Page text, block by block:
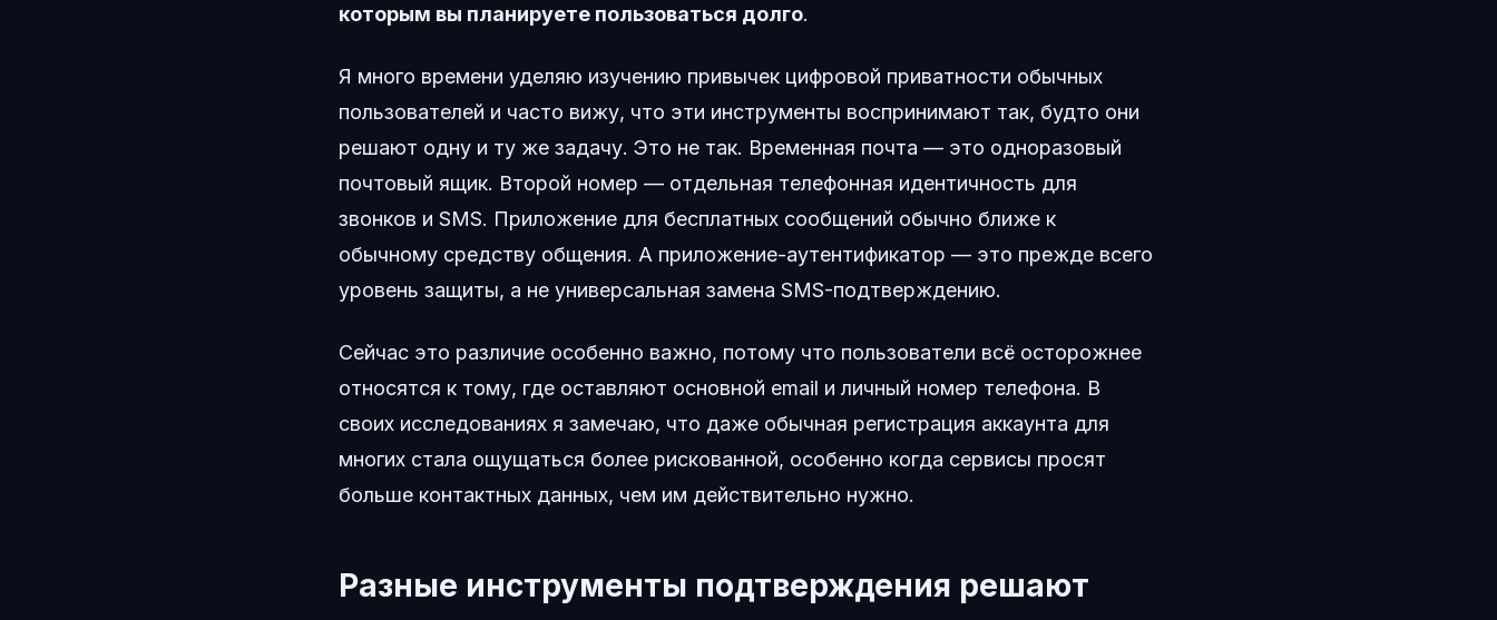
которым вы планируете пользоваться долго.
Я много времени уделяю изучению привычек цифровой приватности обычных
пользователей и часто вижу, что эти инструменты воспринимают так, будто они
решают одну и ту же задачу. Это не так. Временная почта — это одноразовый
почтовый ящик. Второй номер — отдельная телефонная идентичность для
звонков и SMS. Приложение для бесплатных сообщений обычно ближе к
обычному средству общения. А приложение-аутентификатор — это прежде всего
уровень защиты, а не универсальная замена SMS-подтверждению.
Сейчас это различие особенно важно, потому что пользователи всё осторожнее
относятся к тому, где оставляют основной email и личный номер телефона. В
своих исследованиях я замечаю, что даже обычная регистрация аккаунта для
многих стала ощущаться более рискованной, особенно когда сервисы просят
больше контактных данных, чем им действительно нужно.
Разные инструменты подтверждения решают